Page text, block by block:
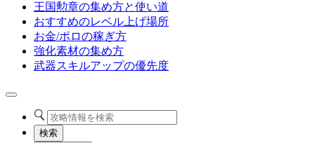
王国勲章の集め方と使い道
おすすめのレベル上げ場所
お金/ポロの稼ぎ方
強化素材の集め方
武器スキルアップの優先度
検索